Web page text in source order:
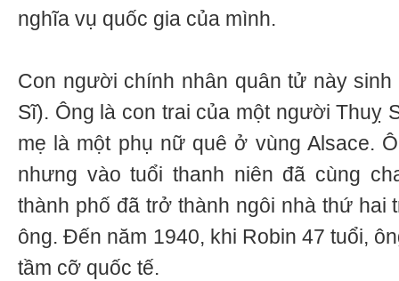
nghĩa vụ quốc gia của mình.
Con người chính nhân quân tử này
Sĩ). Ông là con trai của một người Thuỵ
mẹ là một phụ nữ quê ở vùng Alsace.
nhưng vào tuổi thanh niên đã cùng
thành phố đã trở thành ngôi nhà thứ hai
ông. Đến năm 1940, khi Robin 47 tuổi,
tầm cỡ quốc tế.